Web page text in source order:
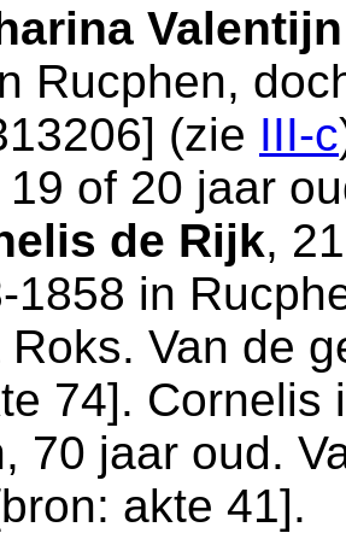
Rucphen,
(zie III-c
19 of 20 jaar
de Rijk,
1858 in
Roks. Van de
74]. Cornelis
, 70 jaar oud.
bron: akte 41].